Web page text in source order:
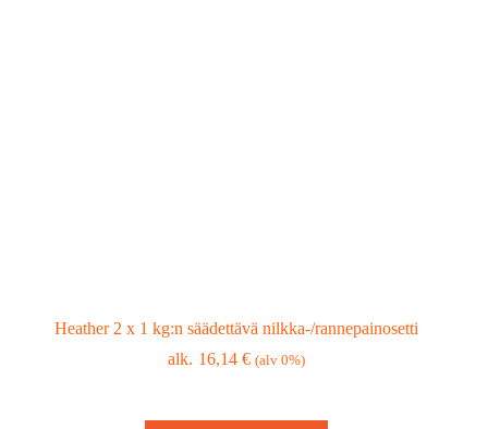
Heather 2 x 1 kg:n säädettävä nilkka-/rannepainosetti
16,14€ (alv 0%)